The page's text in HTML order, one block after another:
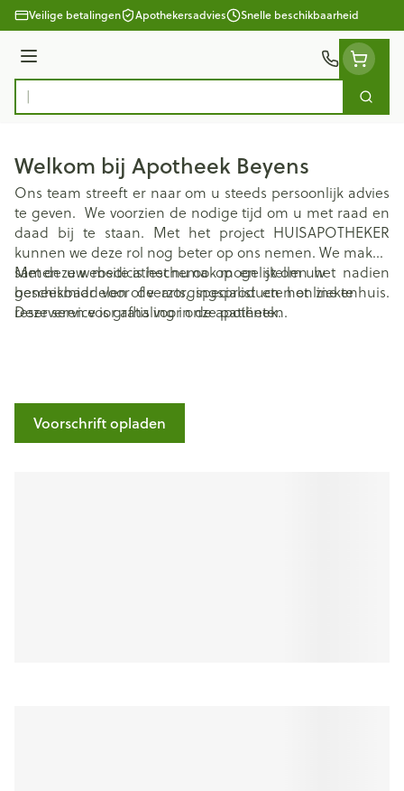
Ga naar de inhoud
Veilige betalingen Apothekersadvies Snelle beschikbaarheid
Menu
Product, merk, categorie... Zoek
Welkom bij Apotheek Beyens
Ons team streeft er naar om u steeds persoonlijk advies
te geven. We voorzien de nodige tijd om u met raad en
daad bij te staan. Met het project HUISAPOTHEKER
kunnen we deze rol nog beter op ons nemen. We maken
samen uw medicatieschema op en stellen het nadien
beschikbaar voor de arts, specialist en het ziekenhuis.
Deze service is gratis voor onze patiënten.
Met deze website is het nu ook mogelijk om uw
geneesmiddelen of verzorgingsproducten online te
reserveren voor afhaling in de apotheek.
Voorschrift opladen